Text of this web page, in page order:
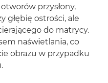
przysłony,
głębię ostrości, ale
do matrycy.
naświetlania, co
obrazu w przypadku